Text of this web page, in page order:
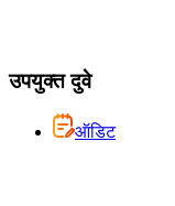
उपयुक्त दुवे
ऑडिट